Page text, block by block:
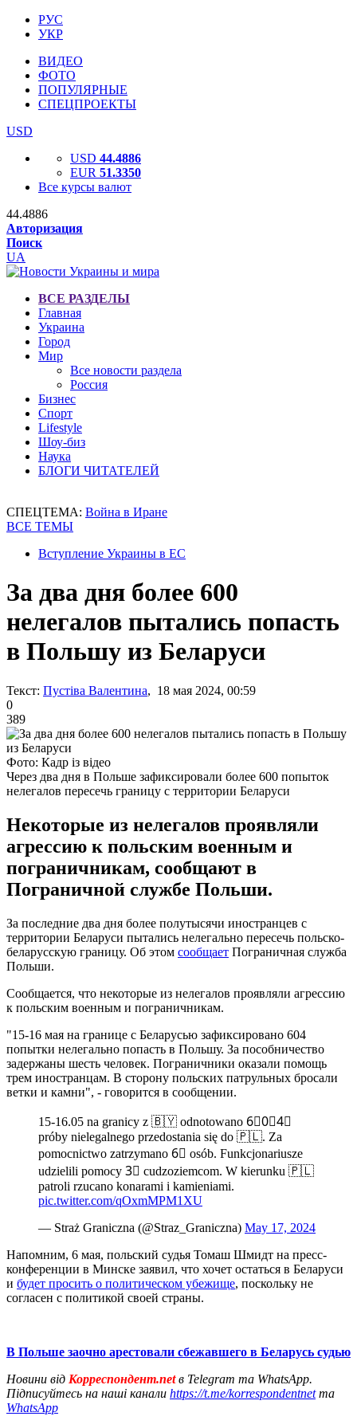
РУС
УКР
ВИДЕО
ФОТО
ПОПУЛЯРНЫЕ
СПЕЦПРОЕКТЫ
USD
USD 44.4886
EUR 51.3350
Все курсы валют
44.4886
Авторизация
Поиск
UA
ВСЕ РАЗДЕЛЫ
Главная
Украина
Город
Мир
Все новости раздела
Россия
Бизнес
Спорт
Lifestyle
Шоу-биз
Наука
БЛОГИ ЧИТАТЕЛЕЙ
СПЕЦТЕМА: Война в Иране
ВСЕ ТЕМЫ
Вступление Украины в ЕС
За два дня более 600
нелегалов пытались попасть
в Польшу из Беларуси
Текст: Пустіва Валентина, 18 мая 2024, 00:59
0
389
Фото: Кадр із відео
Через два дня в Польше зафиксировали более 600 попыток
нелегалов пересечь границу с территории Беларуси
Некоторые из нелегалов проявляли
агрессию к польским военным и
пограничникам, сообщают в
Пограничной службе Польши.
За последние два дня более полутысячи иностранцев с
территории Беларуси пытались нелегально пересечь польско-
беларусскую границу. Об этом сообщает Пограничная служба
Польши.
Сообщается, что некоторые из нелегалов проявляли агрессию
к польским военным и пограничникам.
"15-16 мая на границе с Беларусью зафиксировано 604
попытки нелегально попасть в Польшу. За пособничество
задержаны шесть человек. Пограничники оказали помощь
трем иностранцам. В сторону польских патрульных бросали
ветки и камни", - говорится в сообщении.
15-16.05 na granicy z 🇧🇾 odnotowano 6⃣0⃣4⃣
próby nielegalnego przedostania się do 🇵🇱. Za
pomocnictwo zatrzymano 6⃣ osób. Funkcjonariusze
udzielili pomocy 3⃣ cudzoziemcom. W kierunku 🇵🇱
patroli rzucano konarami i kamieniami.
pic.twitter.com/qOxmMPM1XU
— Straż Graniczna (@Straz_Graniczna) May 17, 2024
Напомним, 6 мая, польский судья Томаш Шмидт на пресс-
конференции в Минске заявил, что хочет остаться в Беларуси
и будет просить о политическом убежище, поскольку не
согласен с политикой своей страны.
В Польше заочно арестовали сбежавшего в Беларусь судью
Новини від Корреспондент.netв Telegram та WhatsApp.
Підписуйтесь на наші канали https://t.me/korrespondentnetта
WhatsApp